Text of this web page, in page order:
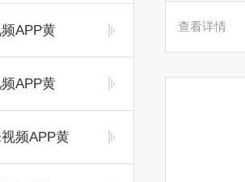
APP黄
APP黄
频APP黄
查看详情